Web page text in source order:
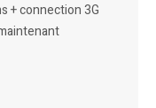
+ connection 3G